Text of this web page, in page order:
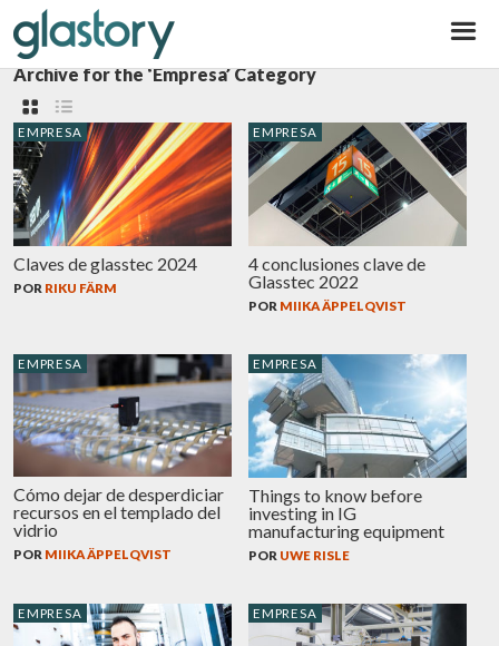
Archive for the ‘Empresa’ Category
EMPRESA
Claves de glasstec 2024
POR RIKU FÄRM
EMPRESA
4 conclusiones clave de
Glasstec 2022
POR MIIKA ÄPPELQVIST
EMPRESA
Cómo dejar de desperdiciar
recursos en el templado del
vidrio
POR MIIKA ÄPPELQVIST
EMPRESA
Things to know before
investing in IG
manufacturing equipment
POR UWE RISLE
EMPRESA EMPRESA